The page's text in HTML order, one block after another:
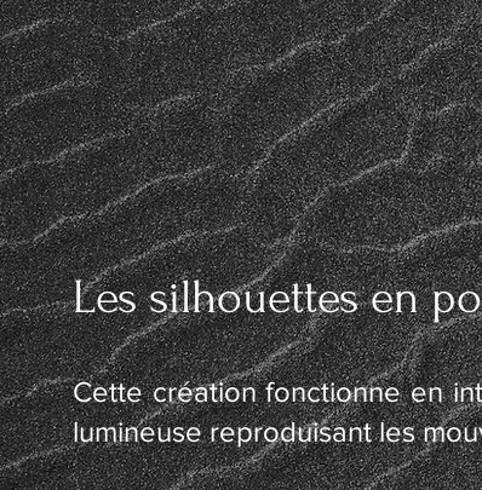
Les silhouettes en
Cette création fonctionne en
lumineuse reproduisant les